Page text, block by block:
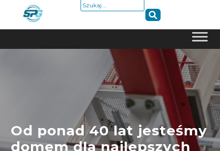
Szukaj:
Od ponad 40 lat jesteśmy
domem dla najlepszych